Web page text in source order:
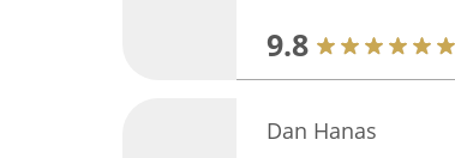
9.8
Dan Hanas